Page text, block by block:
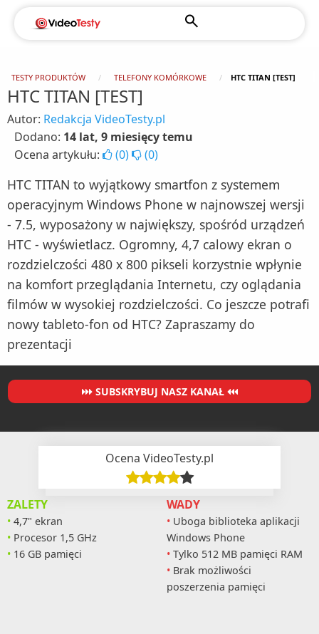
TESTY PRODUKTÓW TELEFONY KOMÓRKOWE HTC TITAN [TEST]
HTC TITAN [TEST]
Autor: Redakcja VideoTesty.pl
Dodano: 14 lat, 9 miesięcy temu
Ocena artykułu:
(0) (0)
HTC TITAN to wyjątkowy smartfon z systemem
operacyjnym Windows Phone w najnowszej wersji
- 7.5, wyposażony w największy, spośród urządzeń
HTC - wyświetlacz. Ogromny, 4,7 calowy ekran o
rozdzielczości 480 x 800 pikseli korzystnie wpłynie
na komfort przeglądania Internetu, czy oglądania
filmów w wysokiej rozdzielczości. Co jeszcze potrafi
nowy tableto-fon od HTC? Zapraszamy do
prezentacji
SUBSKRYBUJ NASZ KANAŁ
Ocena VideoTesty.pl
ZALETY
4,7" ekran
Procesor 1,5 GHz
16 GB pamięci
WADY
Uboga biblioteka aplikacji
Windows Phone
Tylko 512 MB pamięci RAM
Brak możliwości
poszerzenia pamięci